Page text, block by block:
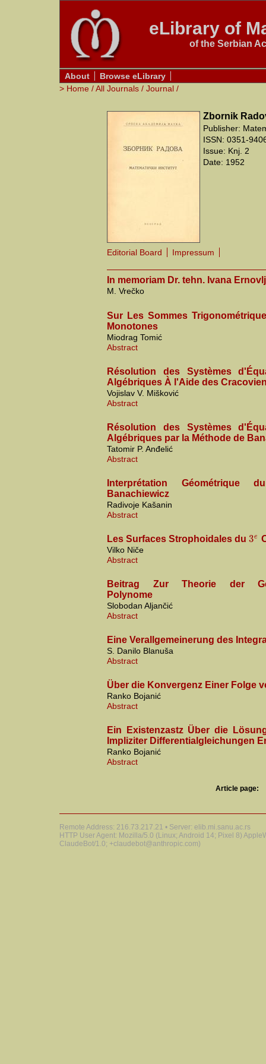
eLibrary of
of the Serbian
About
Browse eLibrary
> Home /All Journals / Journal /
Zbornik
Publisher:
ISSN: 0351-
Issue: Knj. 2
Date: 1952
Editorial Board Impressum
In memoriam Dr. tehn. Ivana
M. Vrečko
Sur Les Sommes
Monotones
Miodrag Tomić
Abstract
Résolution des Systèmes
Algébriques À l'Aide des
Vojislav V. Mišković
Abstract
Résolution des Systèmes
Algébriques par la Méthode de
Tatomir P. Anđelić
Abstract
Interprétation Géométrique
Banachiewicz
Radivoje Kašanin
Abstract
Les Surfaces Strophoidales du 3e
Vilko Niče
Abstract
Beitrag Zur Theorie der
Polynome
Slobodan Aljančić
Abstract
Eine Verallgemeinerung des
S. Danilo Blanuša
Abstract
Über die Konvergenz Einer Folge
Ranko Bojanić
Abstract
Ein Existenzastz Über die
Impliziter Differentialgleichungen
Ranko Bojanić
Abstract
Article page:
Remote Address: 216.73.217.21 • Server: elib.mi.sanu.ac.rs
HTTP User Agent: Mozilla/5.0 (Linux; Android 14; Pixel 8)
ClaudeBot/1.0; +claudebot@anthropic.com)